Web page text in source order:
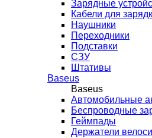
Зарядные
Кабели для
Наушники
Переходники
Подставки
СЗУ
Штативы
Baseus
Baseus
Автомобильные
Беспроводные
Геймпады
Держатели